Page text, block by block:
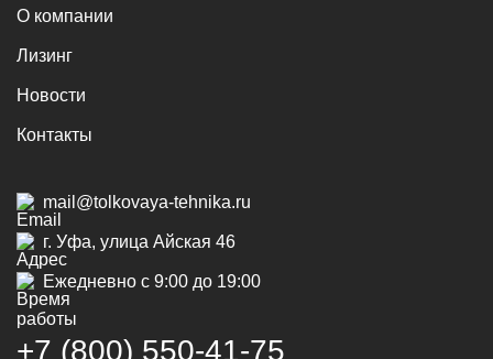
О компании
Лизинг
Новости
Контакты
mail@tolkovaya-tehnika.ru
г. Уфа, улица Айская 46
Ежедневно с 9:00 до 19:00
+7 (800) 550‑41‑75